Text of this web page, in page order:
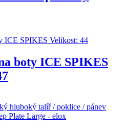
boty ICE SPIKES